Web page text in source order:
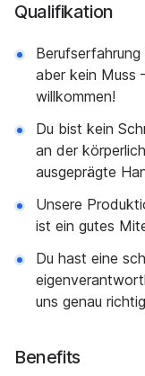
Qualifikation
aber kein Muss
willkommen!
Du bist kein
an der
ausgeprägte
Unsere
ist ein gutes
Du hast eine
uns genau
Benefits